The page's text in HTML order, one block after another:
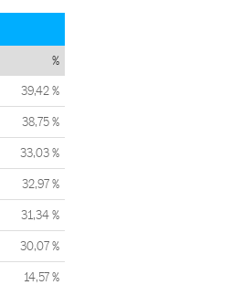
%
39,42 %
38,75 %
33,03 %
32,97 %
31,34 %
30,07 %
14,57 %